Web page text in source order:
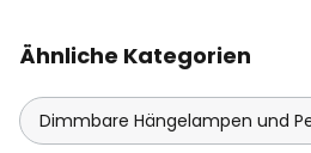
Ähnliche Kategorien
Dimmbare Hängelampen und